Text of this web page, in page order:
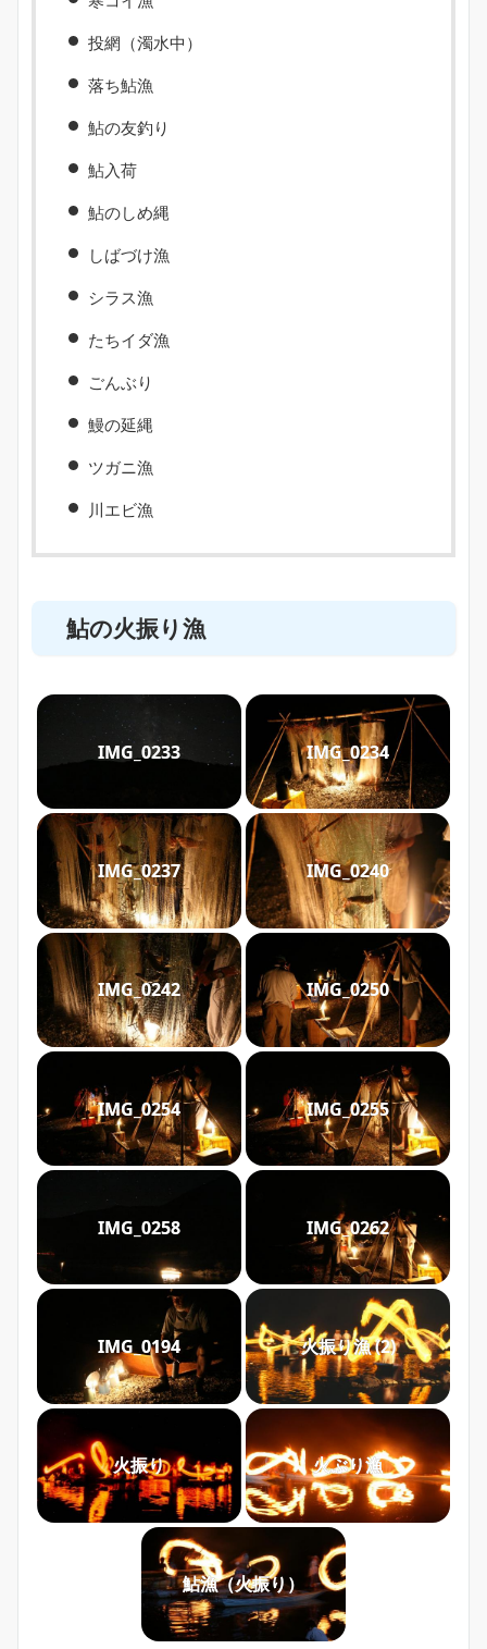
投網（濁水中）
落ち鮎漁
鮎の友釣り
鮎入荷
鮎のしめ縄
しばづけ漁
シラス漁
たちイダ漁
ごんぶり
鰻の延縄
ツガニ漁
川エビ漁
鮎の火振り漁
IMG_0233 IMG_0234
IMG_0237 IMG_0240
IMG_0242 IMG_0250
IMG_0254 IMG_0255
IMG_0258 IMG_0262
IMG_0194 火振り漁 (2)
火振り 火ぶり漁
鮎漁（火振り）